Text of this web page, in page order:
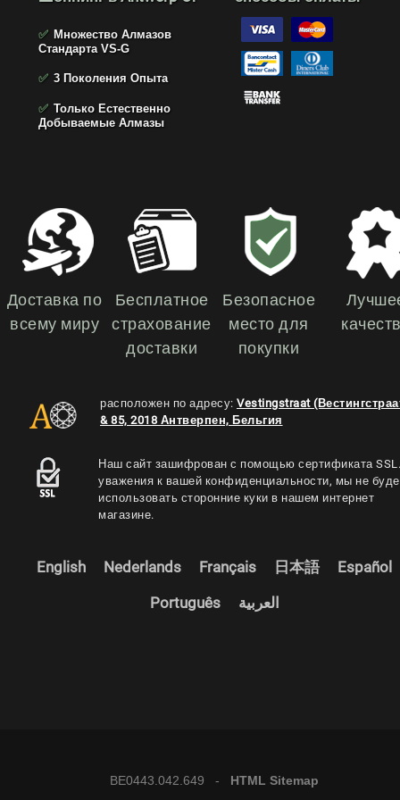
✅ Множество Алмазов
Стандарта VS-G
✅ 3 Поколения Опыта
✅ Только Естественно
Добываемые Алмазы
Доставка по
всему миру
Бесплатное
страхование
доставки
Безопасное
место для
покупки
расположен по адресу: Vestingstraat
& 85, 2018 Антверпен, Бельгия
Наш сайт зашифрован с помощью сертификата
уважения к вашей конфиденциальности, мы не
использовать сторонние куки в нашем интернет
магазине.
English Nederlands Français 日本語 Español
Português العربية
BE0443.042.649 - HTML Sitemap